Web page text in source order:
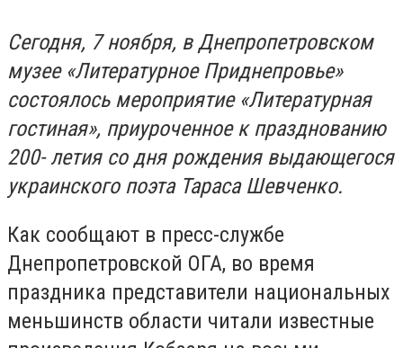
Сегодня, 7 ноября, в Днепропетровском
музее «Литературное Приднепровье»
состоялось мероприятие «Литературная
гостиная», приуроченное к празднованию
200- летия со дня рождения выдающегося
украинского поэта Тараса Шевченко.
Как сообщают в пресс-службе
Днепропетровской ОГА, во время
праздника представители национальных
меньшинств области читали известные